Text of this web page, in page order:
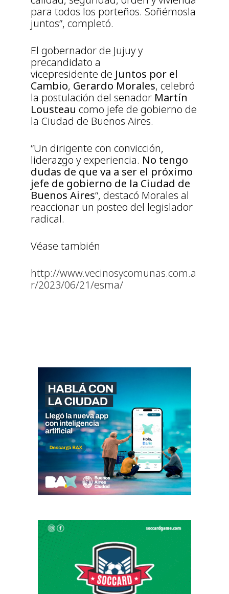
para todos los porteños. Soñémosla
juntos”, completó.
El gobernador de Jujuy y
precandidato a
vicepresidente de Juntos por el
Cambio, Gerardo Morales, celebró
la postulación del senador Martín
Lousteau como jefe de gobierno de
la Ciudad de Buenos Aires.
“Un dirigente con convicción,
liderazgo y experiencia. No tengo
dudas de que va a ser el próximo
jefe de gobierno de la Ciudad de
Buenos Aires“, destacó Morales al
reaccionar un posteo del legislador
radical.
Véase también
http://www.vecinosycomunas.com.a
r/2023/06/21/esma/